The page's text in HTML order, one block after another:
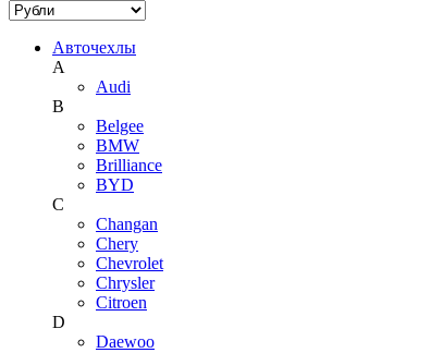
Авточехлы
A
Audi
B
Belgee
BMW
Brilliance
BYD
C
Changan
Chery
Chevrolet
Chrysler
Citroen
D
Daewoo